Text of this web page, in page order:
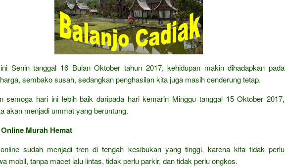
Senin tanggal 16 Bulan Oktober tahun 2017, kehidupan makin dihadapkan pada
sembako susah, sedangkan penghasilan kita juga masih cenderung tetap.
semoga hari ini lebih baik daripada hari kemarin Minggu tanggal 15 Oktober 2017,
akan menjadi ummat yang beruntung.
Murah Hemat
sudah menjadi tren di tengah kesibukan yang tinggi, karena kita tidak perlu
mobil, tanpa macet lalu lintas, tidak perlu parkir, dan tidak perlu ongkos.